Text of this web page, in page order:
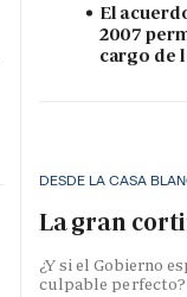
El
2007
cargo de
DESDE LA CASA
La gran
¿Y si el Gobierno
culpable perfecto?